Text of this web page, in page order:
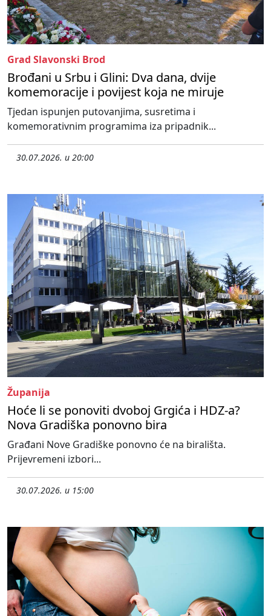
Grad Slavonski Brod
Brođani u Srbu i Glini: Dva dana, dvije
komemoracije i povijest koja ne miruje
Tjedan ispunjen putovanjima, susretima i
komemorativnim programima iza pripadnik...
30.07.2026. u 20:00
Županija
Hoće li se ponoviti dvoboj Grgića i HDZ-a?
Nova Gradiška ponovno bira
Građani Nove Gradiške ponovno će na birališta.
Prijevremeni izbori...
30.07.2026. u 15:00